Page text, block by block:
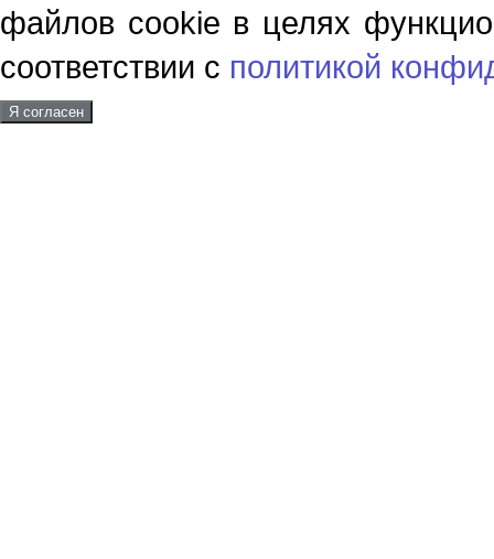
файлов cookie в целях
соответствии с политикой
Я согласен